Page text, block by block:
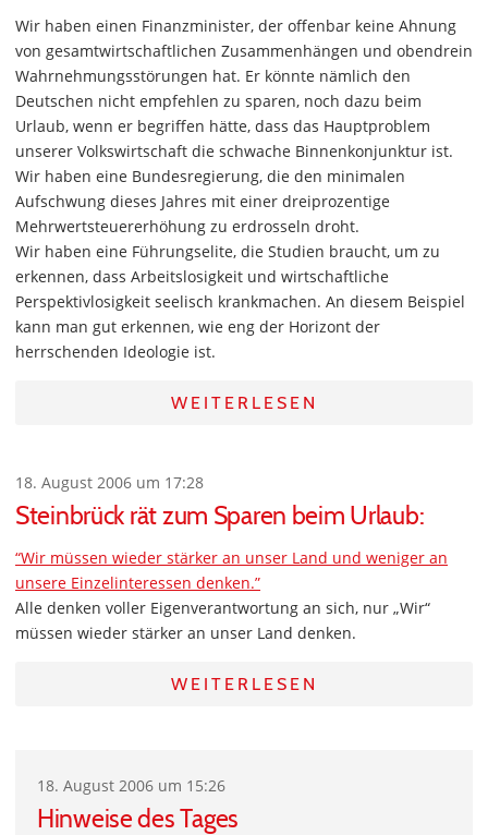
Wir haben einen Finanzminister, der offenbar keine Ahnung
von gesamtwirtschaftlichen Zusammenhängen und obendrein
Wahrnehmungsstörungen hat. Er könnte nämlich den
Deutschen nicht empfehlen zu sparen, noch dazu beim
Urlaub, wenn er begriffen hätte, dass das Hauptproblem
unserer Volkswirtschaft die schwache Binnenkonjunktur ist.
Wir haben eine Bundesregierung, die den minimalen
Aufschwung dieses Jahres mit einer dreiprozentige
Mehrwertsteuererhöhung zu erdrosseln droht.
Wir haben eine Führungselite, die Studien braucht, um zu
erkennen, dass Arbeitslosigkeit und wirtschaftliche
Perspektivlosigkeit seelisch krankmachen. An diesem Beispiel
kann man gut erkennen, wie eng der Horizont der
herrschenden Ideologie ist.
WEITERLESEN
18. August 2006 um 17:28
Steinbrück rät zum Sparen beim Urlaub:
“Wir müssen wieder stärker an unser Land und weniger an
unsere Einzelinteressen denken.”
Alle denken voller Eigenverantwortung an sich, nur „Wir“
müssen wieder stärker an unser Land denken.
WEITERLESEN
18. August 2006 um 15:26
Hinweise des Tages